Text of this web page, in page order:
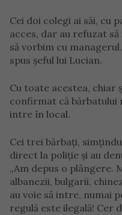
Cei doi colegi ai săi, cu
acces, dar au refuzat
să vorbim cu
spus șeful lui Lucian.
Cu toate acestea, chiar
confirmat că
intre în local.
Cei trei bărbați,
direct la poliție și au
„Am depus o plângere.
albanezii, bulgarii,
au voie să intre, numai
regulă este ilegală! Cer